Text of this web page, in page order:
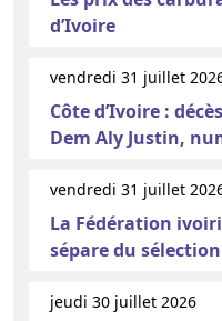
d’Ivoire
vendredi 31 juillet
Côte d’Ivoire :
Dem Aly Justin,
vendredi 31 juillet
La Fédération
sépare du
jeudi 30 juillet 2026